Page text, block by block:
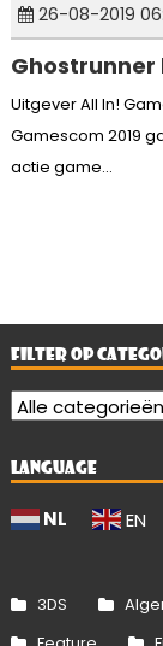
26-08-2019
Uitgever All In!
Gamescom 2019
actie game...
FILTER OP
LANGUAGE
NL EN
3DS